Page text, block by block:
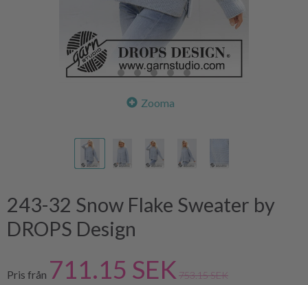
Zooma
243-32 Snow Flake Sweater by
DROPS Design
Pris från 711.15 SEK 753.15 SEK